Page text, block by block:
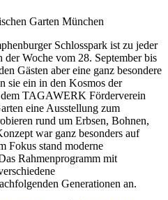
Garten München
Schlosspark ist zu jeder
der Woche vom 28. September bis
Gästen aber eine ganz besondere
sie ein in den Kosmos der
TAGAWERK Förderverein
eine Ausstellung zum
rund um Erbsen, Bohnen,
war ganz besonders auf
Fokus stand moderne
Rahmenprogramm mit
Generationen an.